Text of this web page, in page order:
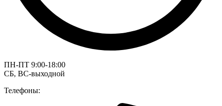
ПН-ПТ 9:00-18:00
СБ, ВС-выходной
Телефоны: